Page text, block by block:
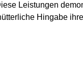
Leistungen
Hingabe